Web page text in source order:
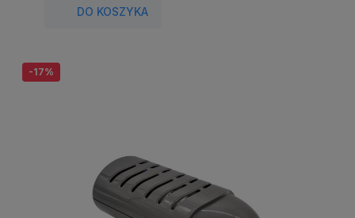
DO KOSZYKA
-17%